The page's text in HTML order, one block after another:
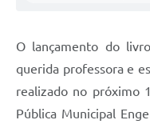
O lançamento do
querida professora e
realizado no próximo
Pública Municipal